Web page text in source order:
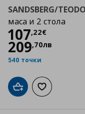
SANDSBERG/
маса и 2 стола
107,22€
Цена
209,70лв
540 точки
Добави в кошницата
Добави към